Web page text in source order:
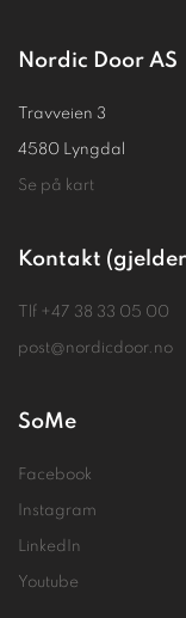
Nordic Door AS
Travveien 3
4580 Lyngdal
Se på kart
Kontakt
Tlf +47 38 33 05 00
post@nordicdoor.no
SoMe
Facebook
Instagram
LinkedIn
Youtube